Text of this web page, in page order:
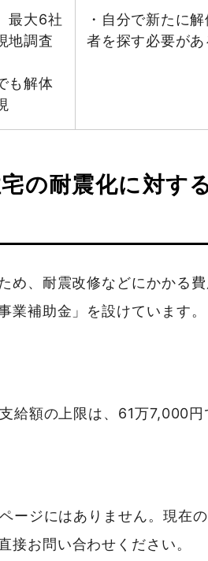
最大6社
地調査
も解体
・自分で新たに
者を探す必要があ
の耐震化に対す
め、耐震改修などにかかる
業補助金」を設けています。
給額の上限は、61万7,000円
ージにはありません。現在
接お問い合わせください。